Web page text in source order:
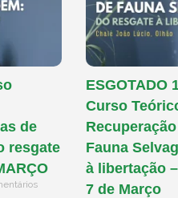
de
resgate
ESGOTADO
Curso
Fauna
à libertação
7 de Março